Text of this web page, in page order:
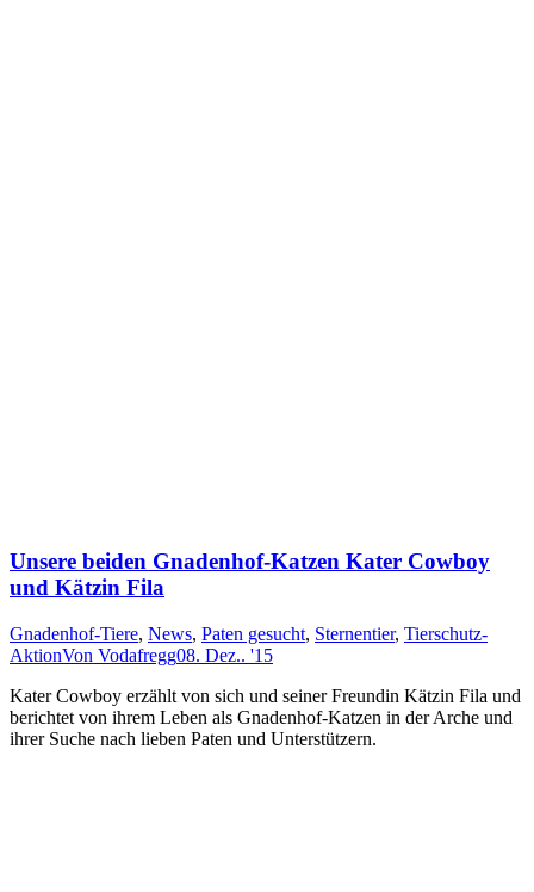
Unsere beiden Gnadenhof-Katzen Kater Cowboy
und Kätzin Fila
Gnadenhof-Tiere, News, Paten gesucht, Sternentier, Tierschutz-
AktionVon Vodafregg08. Dez.. '15
Kater Cowboy erzählt von sich und seiner Freundin Kätzin Fila und
berichtet von ihrem Leben als Gnadenhof-Katzen in der Arche und
ihrer Suche nach lieben Paten und Unterstützern.